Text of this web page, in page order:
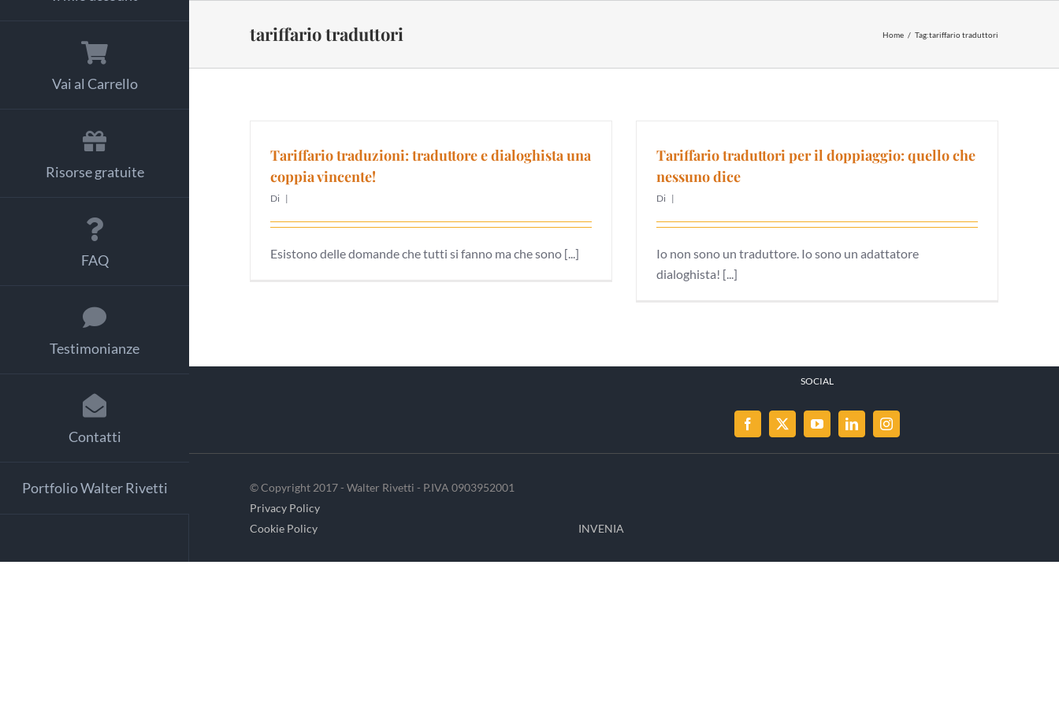
Vai al Carrello
Risorse gratuite
FAQ
Testimonianze
Contatti
Portfolio Walter Rivetti
tariffario traduttori Home Tag:tariffario traduttori
Tariffario traduzioni: traduttore e dialoghista una
coppia vincente!
Di |
Esistono delle domande che tutti si fanno ma che sono [...]
Tariffario traduttori per il doppiaggio: quello che
nessuno dice
Di |
Io non sono un traduttore. Io sono un adattatore
dialoghista! [...]
SOCIAL
© Copyright 2017 - Walter Rivetti - P.IVA 0903952001
Privacy Policy
Cookie Policy
INVENIA